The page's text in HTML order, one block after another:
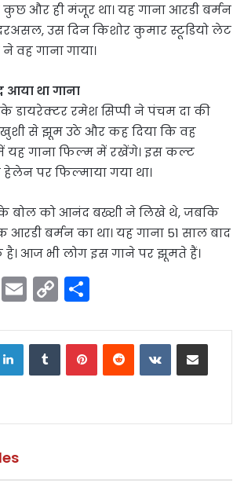
और ही मंजूर था। यह गाना आरडी बर्मन
दरअसल, उस दिन किशोर कुमार स्टूडियो लेट
वह गाना गाया।
आया था गाना
डायरेक्टर रमेश सिप्पी ने पंचम दा की
से झूम उठे और कह दिया कि वह
यह गाना फिल्म में रखेंगे। इस कल्ट
पर फिल्माया गया था।
बोल को आनंद बख्शी ने लिखे थे, जबकि
बर्मन का था। यह गाना 51 साल बाद
आज भी लोग इस गाने पर झूमते हैं।
W
h
ts
E
m
ai
C
o
p
n
ar
LinkedInTumblrPinterestReddit VKontakteShare via Email